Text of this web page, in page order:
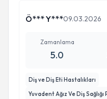
Ö*** Y***09.03.2026
Zamanlama
5.0
Diş ve Diş Eti Hastalıkları
Yuvadent Ağız Ve Diş